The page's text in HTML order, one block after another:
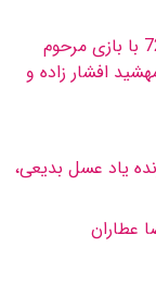
فیلمى از زنده یاد ساموئل خاچیكیان در سال 72 با بازى مرحوم
افشار زاده و
یاد عسل بدیعى،
عطاران